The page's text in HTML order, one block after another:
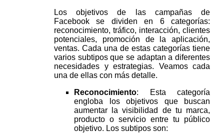
Los objetivos de las campañas de
Facebook se dividen en 6 categorías:
reconocimiento, tráfico, interacción, clientes
potenciales, promoción de la aplicación,
ventas. Cada una de estas categorías tiene
varios subtipos que se adaptan a diferentes
necesidades y estrategias. Veamos cada
una de ellas con más detalle.
Reconocimiento: Esta categoría
engloba los objetivos que buscan
aumentar la visibilidad de tu marca,
producto o servicio entre tu público
objetivo. Los subtipos son: